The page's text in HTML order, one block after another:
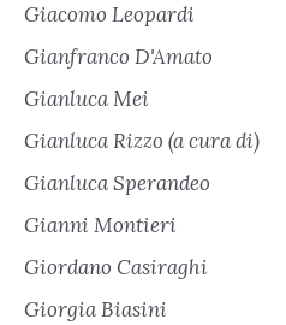
Giacomo Leopardi
Gianfranco D'Amato
Gianluca Mei
Gianluca Rizzo (a cura di)
Gianluca Sperandeo
Gianni Montieri
Giordano Casiraghi
Giorgia Biasini